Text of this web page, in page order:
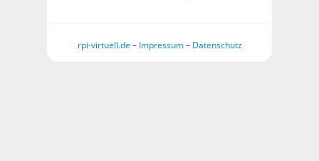
rpi-virtuell.de – Impressum – Datenschutz